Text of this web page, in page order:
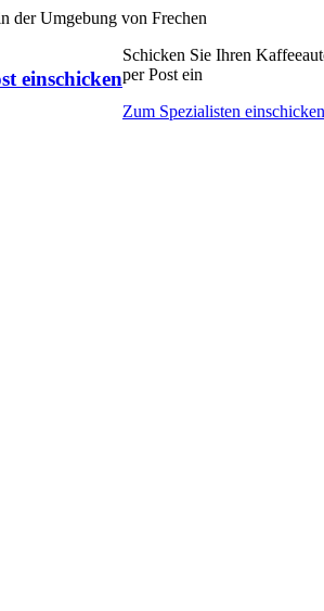
der Umgebung von Frechen
einschicken
Schicken Sie Ihren
per Post ein
Zum Spezialisten einschicken